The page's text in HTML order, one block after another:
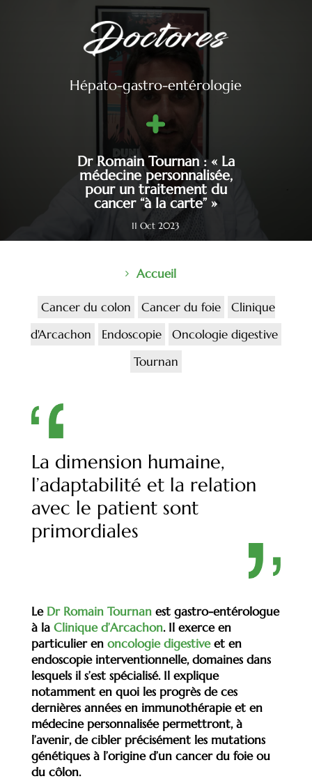
Hépato-gastro-entérologie
Dr Romain Tournan : « La
médecine personnalisée,
pour un traitement du
cancer “à la carte” »
11 Oct 2023
Accueil
Cancer du colon Cancer du foie
Clinique
d'Arcachon
Endoscopie
Oncologie digestive
Tournan
La dimension humaine,
l’adaptabilité et la relation
avec le patient sont
primordiales
Le Dr Romain Tournanest gastro-entérologue
à la Clinique d’Arcachon. Il exerce en
particulier en oncologie digestiveet en
endoscopie interventionnelle, domaines dans
lesquels il s’est spécialisé. Il explique
notamment en quoi les progrès de ces
dernières années en immunothérapie et en
médecine personnalisée permettront, à
l’avenir, de cibler précisément les mutations
génétiques à l’origine d’un cancer du foie ou
du côlon.